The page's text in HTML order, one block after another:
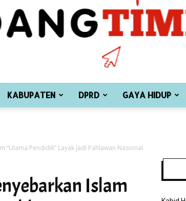
Time
KABUPATEN DPRD GAYA HIDUP
“Ulama Pendidik” Layak Jadi Pahlawan Nasional
Islam